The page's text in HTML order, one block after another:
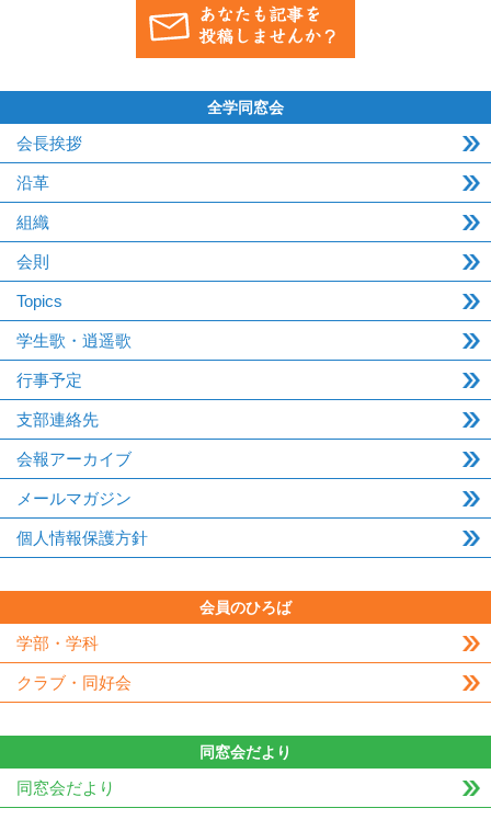
全学同窓会
会長挨拶
沿革
組織
会則
Topics
学生歌・逍遥歌
行事予定
支部連絡先
会報アーカイブ
メールマガジン
個人情報保護方針
会員のひろば
学部・学科
クラブ・同好会
同窓会だより
同窓会だより